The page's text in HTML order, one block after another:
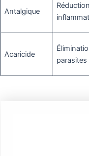
Antalgique
Acaricide